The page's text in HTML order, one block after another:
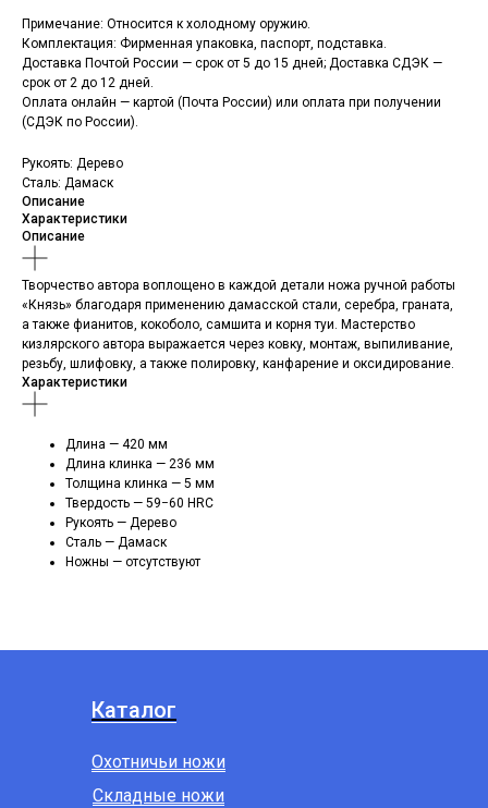
Примечание: Относится к холодному оружию.
Комплектация: Фирменная упаковка, паспорт, подставка.
Доставка Почтой России — срок от 5 до 15 дней; Доставка СДЭК —
срок от 2 до 12 дней.
Оплата онлайн — картой (Почта России) или оплата при получении
(СДЭК по России).
Рукоять: Дерево
Сталь: Дамаск
Описание
Характеристики
Описание
Творчество автора воплощено в каждой детали ножа ручной работы
«Князь» благодаря применению дамасской стали, серебра, граната,
а также фианитов, кокоболо, самшита и корня туи. Мастерство
кизлярского автора выражается через ковку, монтаж, выпиливание,
резьбу, шлифовку, а также полировку, канфарение и оксидирование.
Характеристики
Длина — 420 мм
Длина клинка — 236 мм
Толщина клинка — 5 мм
Твердость — 59−60 HRС
Рукоять — Дерево
Сталь — Дамаск
Ножны — отсутствуют
Каталог
Охотничьи ножи
Складные ножи